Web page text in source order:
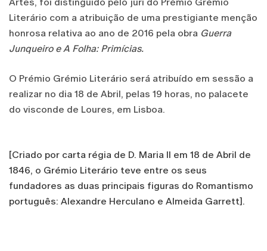
Literário com a atribuição de uma prestigiante menção
honrosa relativa ao ano de 2016 pela obra Guerra
Junqueiro e A Folha: Primícias.
O Prémio Grémio Literário será atribuído em sessão a
realizar no dia 18 de Abril, pelas 19 horas, no palacete
do visconde de Loures, em Lisboa.
[Criado por carta régia de D. Maria II em 18 de Abril de
1846, o Grémio Literário teve entre os seus
fundadores as duas principais figuras do Romantismo
português: Alexandre Herculano e Almeida Garrett].